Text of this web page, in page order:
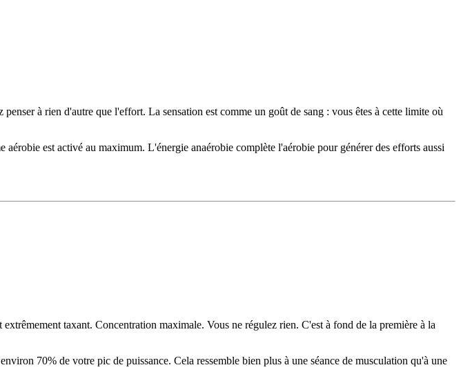
à rien d'autre que l'effort. La sensation est comme un goût de sang : vous êtes à cette limite où
est activé au maximum. L'énergie anaérobie complète l'aérobie pour générer des efforts aussi
taxant. Concentration maximale. Vous ne régulez rien. C'est à fond de la première à la
70% de votre pic de puissance. Cela ressemble bien plus à une séance de musculation qu'à une